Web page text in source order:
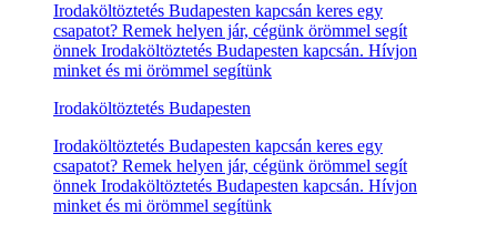
Irodaköltöztetés Budapesten kapcsán keres egy
csapatot? Remek helyen jár, cégünk örömmel segít
önnek Irodaköltöztetés Budapesten kapcsán. Hívjon
minket és mi örömmel segítünk
Irodaköltöztetés Budapesten
Irodaköltöztetés Budapesten kapcsán keres egy
csapatot? Remek helyen jár, cégünk örömmel segít
önnek Irodaköltöztetés Budapesten kapcsán. Hívjon
minket és mi örömmel segítünk